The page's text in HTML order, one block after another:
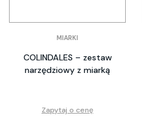
MIARKI
COLINDALES – zestaw
narzędziowy z miarką
Zapytaj o cenę